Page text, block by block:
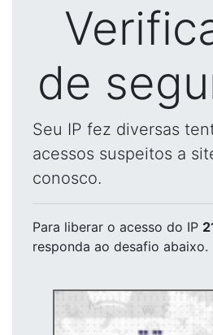
de
Seu IP fez diversas
acessos suspeitos a
conosco.
Para liberar o acesso do IP
responda ao desafio abaixo.